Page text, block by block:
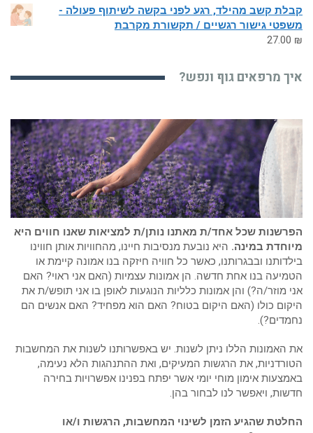
קבלת קשב מהילד, רגע לפני בקשה לשיתוף פעולה -
משפטי גישור רגשיים / תקשורת מקרבת
27.00 ₪
איך מרפאים גוף ונפש?
הפרשנות שכל אחד/ת מאתנו נותן/ת למציאות שאנו חווים היא
מיוחדת במינה. היא נובעת מנסיבות חיינו, מהחוויות אותן חווינו
בילדותנו ובבגרותנו, כאשר כל חוויה חיזקה בנו אמונה קיימת או
הטמיעה בנו אחת חדשה. הן אמונות עצמיות (האם אני ראוי? האם
אני מוזר/ה?) והן אמונות כלליות הנוגעות לאופן בו אני תופש/ת את
היקום כולו (האם היקום בטוח? האם הוא מפחיד? האם אנשים הם
נחמדים?).
את האמונות הללו ניתן לשנות. יש באפשרותנו לשנות את המחשבות
הטורדניות, את הרגשות המעיקים, ואת ההתנהגות הלא נעימה,
באמצעות אימון מוחי יומי אשר יפתח בפנינו אפשרויות בחירה
חדשות, ויאפשר לנו לבחור בהן.
החלטת שהגיע הזמן לשינוי המחשבות, הרגשות ו/או